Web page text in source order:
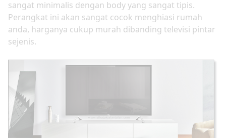
sangat minimalis dengan body yang sangat tipis.
Perangkat ini akan sangat cocok menghiasi rumah
anda, harganya cukup murah dibanding televisi pintar
sejenis.